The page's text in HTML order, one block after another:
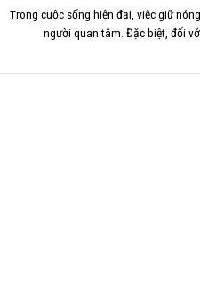
Trong cuộc sống hiện đại, việc giữ
người quan tâm. Đặc biệt, đối